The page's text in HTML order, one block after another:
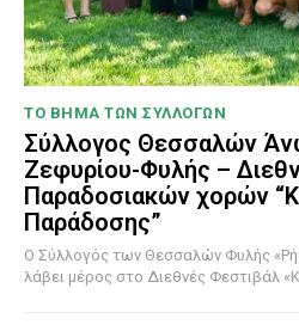
ΤΟ ΒΗΜΑ ΤΩΝ ΣΥΛΛΟΓΩΝ
Σύλλογος Θεσσαλών
Ζεφυρίου-Φυλής –
Παραδοσιακών χορών
Παράδοσης”
Ο Σύλλογός των Θεσσαλών Φυλής
λάβει μέρος στο Διεθνές Φεστιβάλ